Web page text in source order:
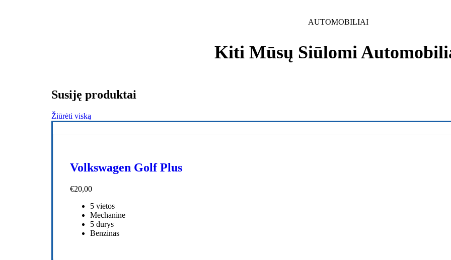
AUTOMOBILIAI
Kiti Mūsų Siūlomi
Susiję produktai
Žiūrėti viską
Volkswagen Golf Plus
€20,00
5 vietos
Mechanine
5 durys
Benzinas